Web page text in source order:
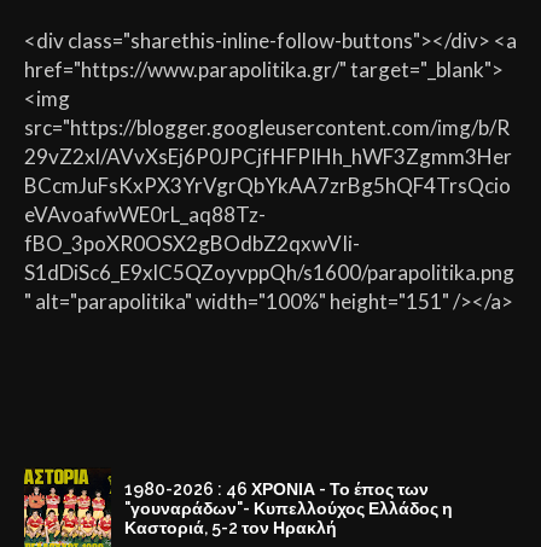
<div class="sharethis-inline-follow-buttons"></div> <a
href="https://www.parapolitika.gr/" target="_blank">
<img
src="https://blogger.googleusercontent.com/img/b/R
29vZ2xl/AVvXsEj6P0JPCjfHFPIHh_hWF3Zgmm3Her
BCcmJuFsKxPX3YrVgrQbYkAA7zrBg5hQF4TrsQcio
eVAvoafwWE0rL_aq88Tz-
fBO_3poXR0OSX2gBOdbZ2qxwVIi-
S1dDiSc6_E9xlC5QZoyvppQh/s1600/parapolitika.png
" alt="parapolitika" width="100%" height="151" /></a>
1980-2026 : 46 ΧΡΟΝΙΑ - Το έπος των
"γουναράδων"- Κυπελλούχος Ελλάδος η
Καστοριά, 5-2 τον Ηρακλή